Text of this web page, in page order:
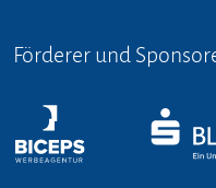
Förderer und